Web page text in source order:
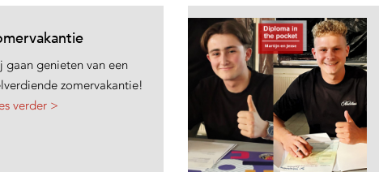
gaan genieten van een
zomervakantie!
verder >